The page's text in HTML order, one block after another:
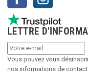
LETTRE
Vous pouvez vous
nos informations de